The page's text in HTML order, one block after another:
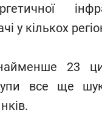
у кількох
23
все ще